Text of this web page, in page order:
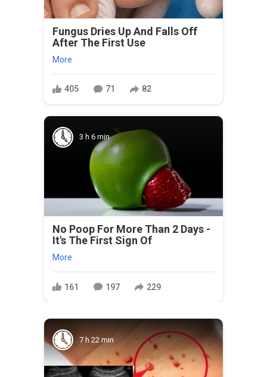
Fungus Dries Up And Falls Off
After The First Use
More
405 71 82
3 h 6 min
No Poop For More Than 2 Days -
It's The First Sign Of
More
161 197 229
7 h 22 min